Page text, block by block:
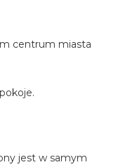
centrum miasta
jest w samym